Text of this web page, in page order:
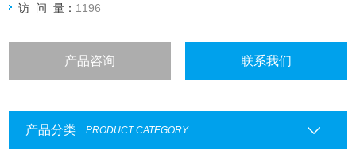
访 问 量： 1196
产品咨询 联系我们
产品分类 PRODUCT CATEGORY